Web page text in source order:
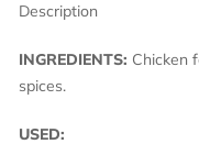
Description
INGREDIENTS: Chicken
spices.
USED: